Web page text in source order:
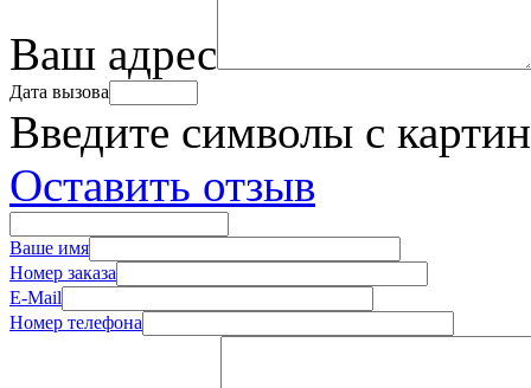
Ваш адрес
Дата вызова
Введите символы с
Оставить отзыв
Ваше имя
Номер заказа
E-Mail
Номер телефона